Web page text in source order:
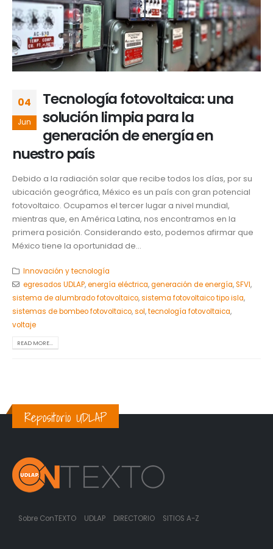
04
Jun
Tecnología fotovoltaica: una
solución limpia para la
generación de energía en
nuestro país
Debido a la radiación solar que recibe todos los días, por su
ubicación geográfica, México es un país con gran potencial
fotovoltaico. Ocupamos el tercer lugar a nivel mundial,
mientras que, en América Latina, nos encontramos en la
primera posición. Considerando esto, podemos afirmar que
México tiene la oportunidad de...
Innovación y tecnología
egresados UDLAP,energía eléctrica,generación de energía,SFVI,
sistema de alumbrado fotovoltaico,sistema fotovoltaico tipo isla,
sistemas de bombeo fotovoltaico,sol,tecnología fotovoltaica,
voltaje
READ MORE...
Repositorio UDLAP
Sobre ConTEXTO UDLAP DIRECTORIO SITIOS A-Z